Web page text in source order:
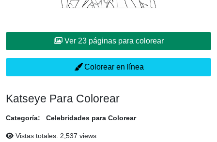
Ver 23 páginas para colorear
Colorear en línea
Katseye Para Colorear
Categoría: Celebridades para Colorear
Vistas totales: 2,537 views